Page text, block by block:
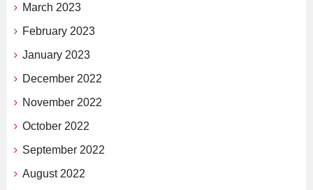
March 2023
February 2023
January 2023
December 2022
November 2022
October 2022
September 2022
August 2022